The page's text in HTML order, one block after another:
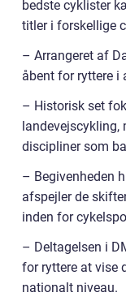
bedste cyklister
titler i forskellige
– Arrangeret af
åbent for ryttere i
– Historisk set
landevejscykling,
discipliner som
– Begivenheden
afspejler de
inden for
– Deltagelsen i
for ryttere at vise
nationalt niveau.